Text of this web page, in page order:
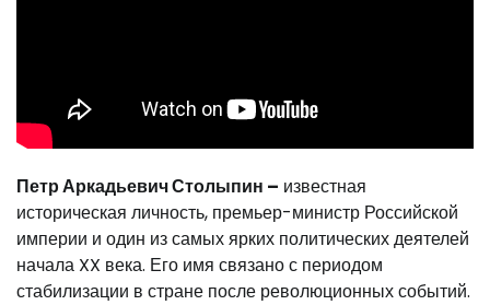
Петр Аркадьевич Столыпин – известная
историческая личность, премьер-министр Российской
империи и один из самых ярких политических деятелей
начала XX века. Его имя связано с периодом
стабилизации в стране после революционных событий.